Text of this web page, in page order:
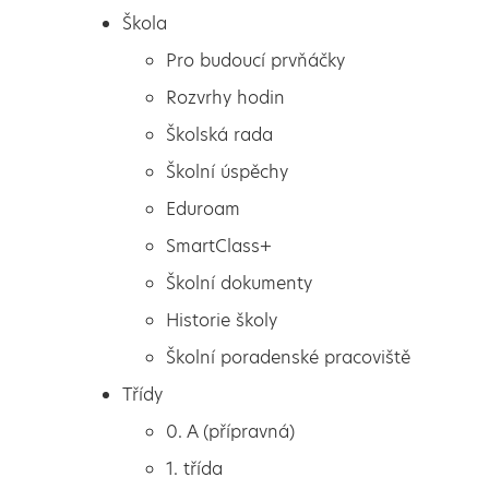
Pro budoucí prvňáčky
Rozvrhy hodin
Školská rada
Škola
Pro budoucí prvňáčky
Rozvrhy hodin
Školská rada
Školní úspěchy
Eduroam
SmartClass+
Školní dokumenty
Historie školy
Školní poradenské pracoviště
Třídy
0. A (přípravná)
1. třída
Besedy v knihovně na
téma Motivy a důsledky
extrémistických činů